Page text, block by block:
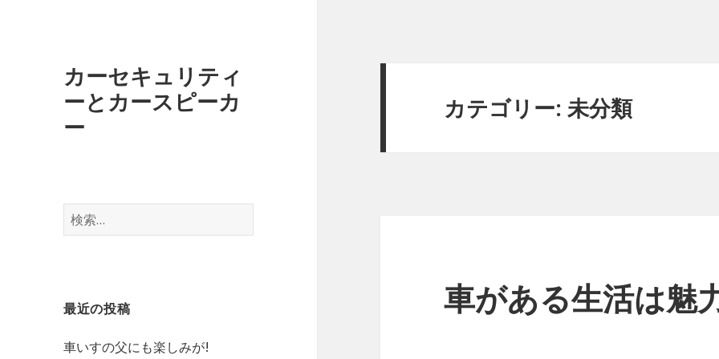
カーセキュリティ
ーとカースピーカ
ー
検
索
最近の投稿
車いすの父にも楽しみが!
カテゴリー:未分類
車がある生活は魅